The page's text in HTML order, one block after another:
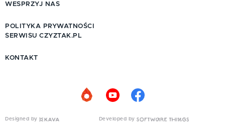
WESPRZYJ NAS
POLITYKA PRYWATNOŚCI
SERWISU CZYZTAK.PL
KONTAKT
Designed by Developed by